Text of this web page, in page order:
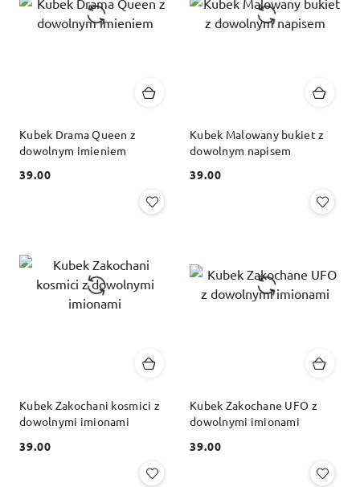
Kubek Drama Queen z
dowolnym imieniem
Cena:
39.00
Kubek Malowany bukiet z
dowolnym napisem
Cena:
39.00
Kubek Zakochani kosmici z
dowolnymi imionami
Cena:
39.00
Kubek Zakochane UFO z
dowolnymi imionami
Cena:
39.00